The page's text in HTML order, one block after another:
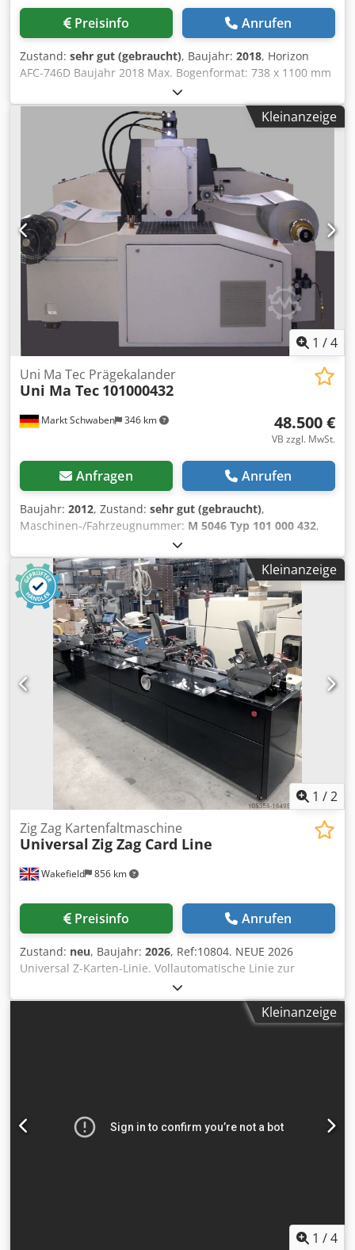
Preisinfo Anrufen
Zustand: sehr gut (gebraucht), Baujahr: 2018, Horizon
AFC-746D Baujahr 2018 Max. Bogenformat: 738 x 1100 mm
Palettenanleger 6 Taschen + 1. Falzmesser + Tasche unter
dem Messer + 2. Falzmesser Bogengewichtbereich: 35 bis
220 g/m² Zähler: 73 Mio. Horizon PST-40 Pressstapler
Dcsdjy D N Dmjpfx Afwek
Kleinanzeige
1 /4
Markt Schwaben 346 km
Uni Ma Tec Prägekalander
Uni Ma Tec 101000432
48.500 €
VB zzgl. MwSt.
Anfragen Anrufen
Baujahr: 2012, Zustand: sehr gut (gebraucht),
Maschinen-/Fahrzeugnummer: M 5046 Typ 101 000 432,
Prägekalander für Rolle auf Rolle (100m/min) Dsdpfx Ajhr
Rlysfweck Bogenware kann auch verarbeitet werden,
separate Einlegetische sind mit dabei Wechselkassette
(Struktur Feinleinen) Die Maschine ist in einem sehr guten
Zustand, wenig Betriebsstunden Maschinenbuch /
Betriebsanleitung
Kleinanzeige
1 /2
Wakefield 856 km
Zig Zag Kartenfaltmaschine
Universal Zig Zag Card Line
Preisinfo Anrufen
Zustand: neu, Baujahr: 2026, Ref:10804. NEUE 2026
Universal Z-Karten-Linie. Vollautomatische Linie zur
Herstellung von Z-Karten-Faltplänen, Fahrplänen und
anderen werblichen Kartenflyern etc. Modernes,
modulares Design mit Anbauteilen, die je nach
Reibungsanleger – oben - Wahlweise PVA-Kaltleim- oder
EVA-Heißleim-System – 4 Köpfe mit elektronischer
Kleinanzeige
1 /4